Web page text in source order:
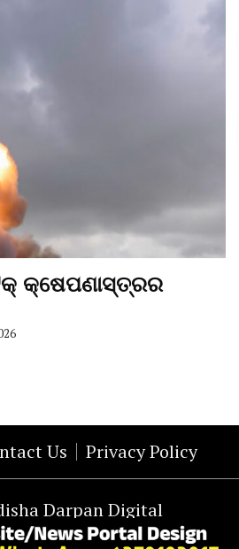
କ୍ଷେପଣାସ୍ତ୍ରର
Us Privacy Policy
Darpan Digital